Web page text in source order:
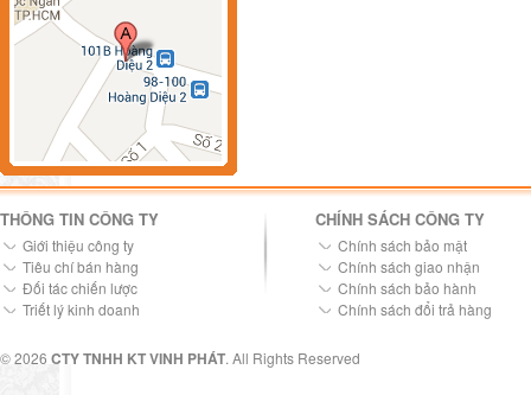
THÔNG TIN CÔNG TY
Giới thiệu công ty
Tiêu chí bán hàng
Đối tác chiến lược
Triết lý kinh doanh
CHÍNH SÁCH CÔNG TY
Chính sách bảo mật
Chính sách giao nhận
Chính sách bảo hành
Chính sách đổi trả hàng
© 2026 CTY TNHH KT VINH PHÁT. All Rights Reserved